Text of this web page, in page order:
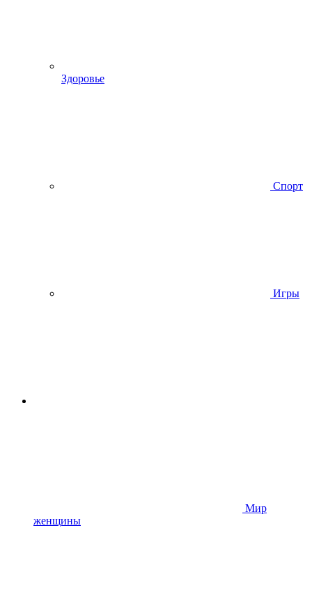
Здоровье
Спорт
Игры
Мир
женщины